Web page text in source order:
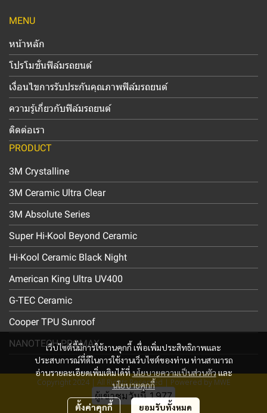
เว็บไซต์นี้มีการใช้งานคุกกี้ เพื่อเพิ่มประสิทธิภาพและ
ประสบการณ์ที่ดีในการใช้งานเว็บไซต์ของท่าน ท่านสามารถ
อ่านรายละเอียดเพิ่มเติมได้ที่นโยบายความเป็นส่วนตัวและ
นโยบายคุกกี้
ตั้งค่าคุกกี้ ยอมรับทั้งหมด
MENU
หน้าหลัก
โปรโมชั่นฟิล์มรถยนต์
เงื่อนไขการรับประกันคุณภาพฟิล์มรถยนต์
ความรู้เกี่ยวกับฟิล์มรถยนต์
ติดต่อเรา
PRODUCT
3M Crystalline
3M Ceramic Ultra Clear
3M Absolute Series
Super Hi-Kool Beyond Ceramic
Hi-Kool Ceramic Black Night
American King Ultra UV400
G-TEC Ceramic
Cooper TPU Sunroof
NANOTECH PROMAX
Copyright 2024 | All Rights Reserved | Powered by MWE
ผู้เข้าชมวันนี้1,977